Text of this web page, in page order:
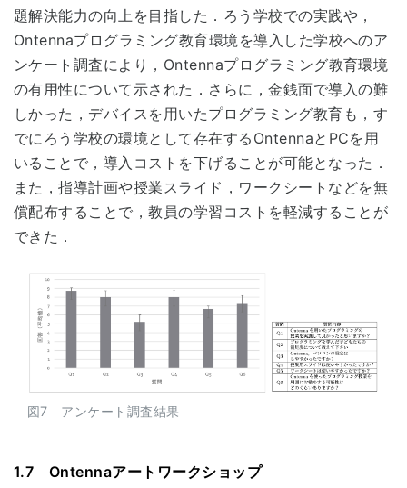
題解決能力の向上を目指した．ろう学校での実践や，
Ontennaプログラミング教育環境を導入した学校へのア
ンケート調査により，Ontennaプログラミング教育環境
の有用性について示された．さらに，金銭面で導入の難
しかった，デバイスを用いたプログラミング教育も，す
でにろう学校の環境として存在するOntennaとPCを用
いることで，導入コストを下げることが可能となった．
また，指導計画や授業スライド，ワークシートなどを無
償配布することで，教員の学習コストを軽減することが
できた．
図7 アンケート調査結果
1.7 Ontennaアートワークショップ